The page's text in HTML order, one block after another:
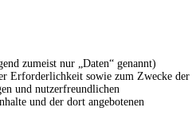
zumeist nur „Daten“ genannt)
Erforderlichkeit sowie zum Zwecke der
und nutzerfreundlichen
und der dort angebotenen